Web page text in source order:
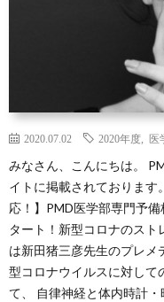
2020.07.02 2020年度 医
みなさん、こんにちは。
イトに掲載されております
応！】PMD医学部専門予
タート！新型コロナのス
は新田猪三彦先生のプレメ
型コロナウイルスに対して
て、 自律神経と体内時計・